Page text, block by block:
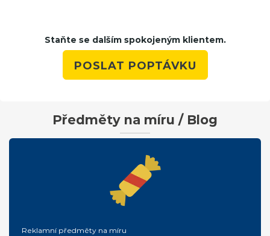
Staňte se dalším spokojeným klientem.
POSLAT POPTÁVKU
Předměty na míru / Blog
Reklamní předměty na míru